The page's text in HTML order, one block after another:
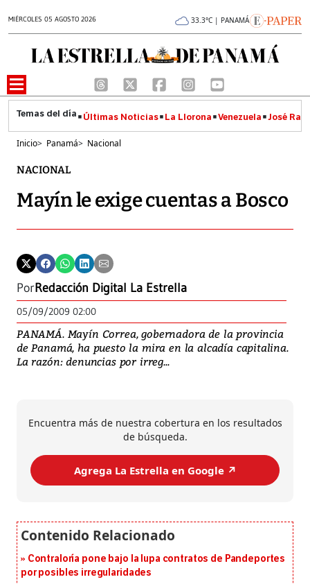
MIÉRCOLES 05 AGOSTO 2026 33.3°C | PANAMÁ
Últimas Noticias La Llorona Venezuela José
Inicio> Panamá> Nacional
NACIONAL
Mayín le exige cuentas a Bosco
PorRedacción Digital La Estrella
05/09/2009 02:00
PANAMÁ. Mayín Correa, gobernadora de la provincia
de Panamá, ha puesto la mira en la alcadía capitalina.
La razón: denuncias por irreg...
Encuentra más de nuestra cobertura en los resultados
de búsqueda.
Agrega La Estrella en Google ↗️
Contraloría pone bajo la lupa contratos de Pandeportes
por posibles irregularidades